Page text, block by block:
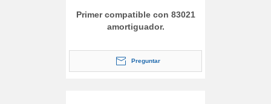
Primer compatible con 83021
amortiguador.
Preguntar